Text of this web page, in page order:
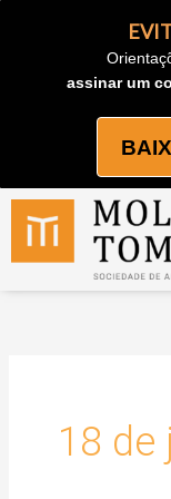
assinar um
18 de